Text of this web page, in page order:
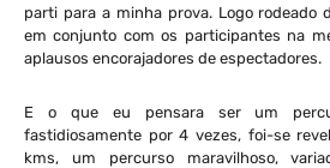
parti para a minha prova. Logo rodeado
em conjunto com os participantes na
aplausos encorajadores de espectadores.
E o que eu pensara ser um
fastidiosamente por 4 vezes, foi-se
kms, um percurso maravilhoso,